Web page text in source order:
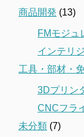
商品開発 (13)
FMモジュ
インテリ
工具・部材・
3Dプリン
CNCフラ
未分類 (7)